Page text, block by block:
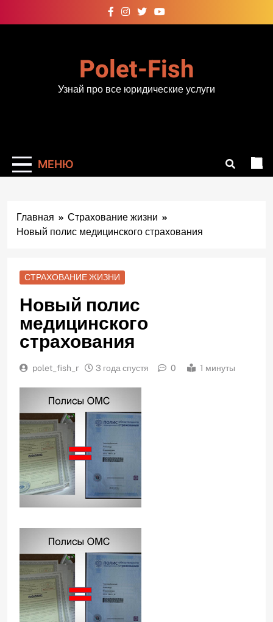
к
Polet-Fish
Узнай про все юридические услуги
МЕНЮ
Главная
Страхование жизни
Новый полис медицинского страхования
СТРАХОВАНИЕ ЖИЗНИ
Новый полис
медицинского
страхования
polet_fish_r 3 года спустя 0 1 минуты